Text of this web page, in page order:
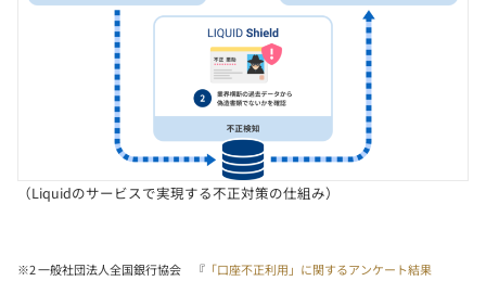
（Liquidのサービスで実現する不正対策の仕組み）
※2 一般社団法人全国銀行協会 『 「口座不正利用」に関するアンケート結果